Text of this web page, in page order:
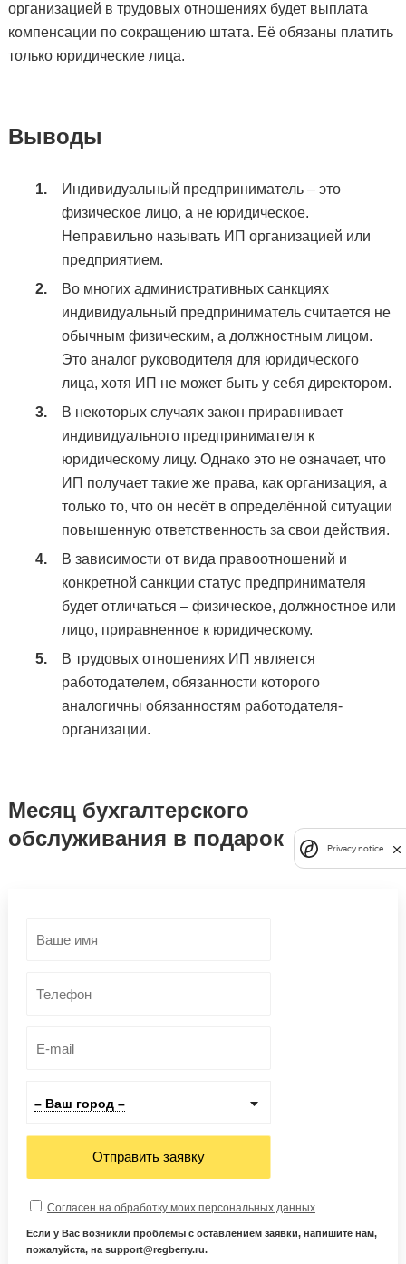
организацией в трудовых отношениях будет выплата
компенсации по сокращению штата. Её обязаны платить
только юридические лица.
Выводы
Индивидуальный предприниматель – это
физическое лицо, а не юридическое.
Неправильно называть ИП организацией или
предприятием.
Во многих административных санкциях
индивидуальный предприниматель считается не
обычным физическим, а должностным лицом.
Это аналог руководителя для юридического
лица, хотя ИП не может быть у себя директором.
В некоторых случаях закон приравнивает
индивидуального предпринимателя к
юридическому лицу. Однако это не означает, что
ИП получает такие же права, как организация, а
только то, что он несёт в определённой ситуации
повышенную ответственность за свои действия.
В зависимости от вида правоотношений и
конкретной санкции статус предпринимателя
будет отличаться – физическое, должностное или
лицо, приравненное к юридическому.
В трудовых отношениях ИП является
работодателем, обязанности которого
аналогичны обязанностям работодателя-
организации.
Месяц бухгалтерского
обслуживания в подарок
– Ваш город –
Отправить заявку
Согласен на обработку моих персональных данных
Если у Вас возникли проблемы с оставлением заявки, напишите нам,
пожалуйста, на support@regberry.ru.
Privacy notice